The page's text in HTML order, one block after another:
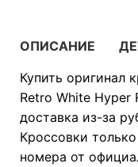
ОПИСАНИЕ
Купить оригинал
Retro White Hyper
доставка из-за
Кроссовки
номера от